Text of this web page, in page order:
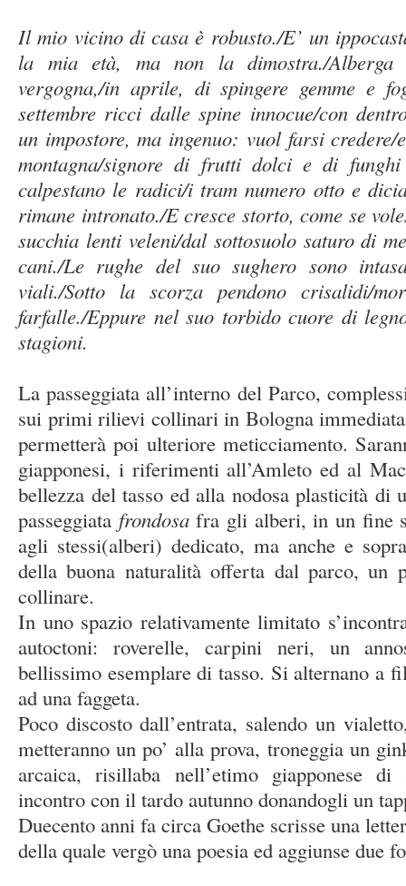
Il mio vicino di casa è robusto./E’ un
la mia età, ma non la dimostra./
vergogna,/in aprile, di spingere gemme e
settembre ricci dalle spine innocue/con
un impostore, ma ingenuo: vuol farsi
montagna/signore di frutti dolci e di
calpestano le radici/i tram numero otto e
rimane intronato./E cresce storto, come se
succhia lenti veleni/dal sottosuolo saturo di
cani./Le rughe del suo sughero sono
viali./Sotto la scorza pendono crisalidi/
farfalle./Eppure nel suo torbido cuore di
stagioni.
La passeggiata all’interno del Parco,
sui primi rilievi collinari in Bologna
permetterà poi ulteriore meticciamento.
giapponesi, i riferimenti all’Amleto ed al
bellezza del tasso ed alla nodosa plasticità di
passeggiata frondosafra gli alberi, in un fine
agli stessi(alberi) dedicato, ma anche e
della buona naturalità offerta dal parco, un
collinare.
In uno spazio relativamente limitato
autoctoni: roverelle, carpini neri, un
bellissimo esemplare di tasso. Si alternano a
ad una faggeta.
Poco discosto dall’entrata, salendo un
metteranno un po’ alla prova, troneggia un
arcaica, risillaba nell’etimo giapponese
incontro con il tardo autunno donandogli un
Duecento anni fa circa Goethe scrisse una
della quale vergò una poesia ed aggiunse due